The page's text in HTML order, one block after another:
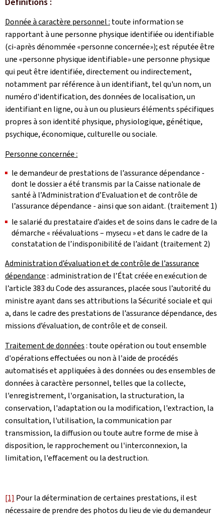
Donnée à caractère personnel : toute information se
rapportant à une personne physique identifiée ou identifiable
(ci-après dénommée «personne concernée»); est réputée être
une «personne physique identifiable» une personne physique
qui peut être identifiée, directement ou indirectement,
notamment par référence à un identifiant, tel qu'un nom, un
numéro d'identification, des données de localisation, un
identifiant en ligne, ou à un ou plusieurs éléments spécifiques
propres à son identité physique, physiologique, génétique,
psychique, économique, culturelle ou sociale.
Personne concernée :
le demandeur de prestations de l’assurance dépendance -
dont le dossier a été transmis par la Caisse nationale de
santé à l’Administration d’Evaluation et de contrôle de
l’assurance dépendance - ainsi que son aidant. (traitement 1)
le salarié du prestataire d’aides et de soins dans le cadre de la
démarche « réévaluations – mysecu » et dans le cadre de la
constatation de l’indisponibilité de l’aidant (traitement 2)
Administration d’évaluation et de contrôle de l’assurance
dépendance: administration de l’État créée en exécution de
l’article 383 du Code des assurances, placée sous l’autorité du
ministre ayant dans ses attributions la Sécurité sociale et qui
a, dans le cadre des prestations de l’assurance dépendance, des
missions d’évaluation, de contrôle et de conseil.
Traitement de données: toute opération ou tout ensemble
d'opérations effectuées ou non à l'aide de procédés
automatisés et appliquées à des données ou des ensembles de
données à caractère personnel, telles que la collecte,
l'enregistrement, l'organisation, la structuration, la
conservation, l'adaptation ou la modification, l'extraction, la
consultation, l'utilisation, la communication par
transmission, la diffusion ou toute autre forme de mise à
disposition, le rapprochement ou l'interconnexion, la
limitation, l'effacement ou la destruction.
[1] Pour la détermination de certaines prestations, il est
nécessaire de prendre des photos du lieu de vie du demandeur